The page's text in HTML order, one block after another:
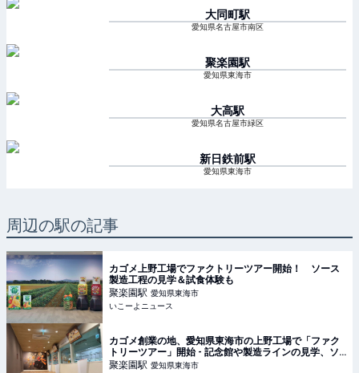
大同町駅
愛知県名古屋市南区
聚楽園駅
愛知県東海市
大高駅
愛知県名古屋市緑区
新日鉄前駅
愛知県東海市
周辺の駅の記事
カゴメ上野工場でファクトリーツアー開始！ ソース
製造工程の見学＆試食体験も
聚楽園駅 愛知県東海市
いこーよニュース
カゴメ創業の地、愛知県東海市の上野工場で「ファク
トリーツアー」開始 - 記念館や製造ラインの見学、ソ
ースの試食体験も
聚楽園駅 愛知県東海市